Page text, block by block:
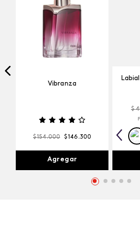
Vibranza
$154.000 $146 .300
Agregar
$